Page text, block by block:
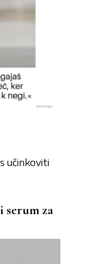
učinkoviti
serum za